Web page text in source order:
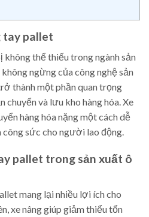
tay pallet
không thể thiếu trong ngành sản
ngừng của công nghệ sản
thành một phần quan trọng
chuyển và lưu kho hàng hóa. Xe
hàng hóa nặng một cách dễ
sức cho người lao động.
pallet trong sản xuất ô
mang lại nhiều lợi ích cho
xe nâng giúp giảm thiểu tổn